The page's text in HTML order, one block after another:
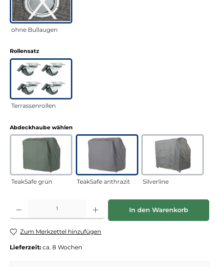
ohne Bullaugen
Rollensatzauswählen
Terrassenrollen
Abdeckhaube wählen
TeakSafe grün TeakSafe anthrazit Silverline
Produkt Anzahl: Gib den gewünschten Wert ein oder benutze die
In den Warenkorb
Zum Merkzettel hinzufügen
Lieferzeit: ca. 8 Wochen